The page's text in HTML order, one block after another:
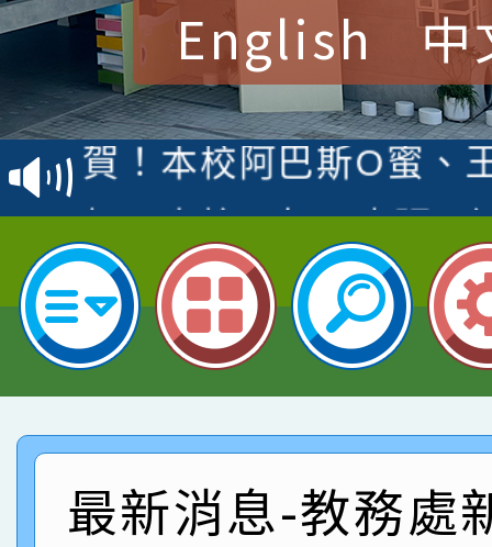
English 中
賀！本校參加桃園市中
賽 洪綺君教師榮獲社
名
賀！本校阿巴斯O蜜、
倩參加桃園市科展 國
名 指導老師王老師、
賀！本校四年二班張O
園市英語競賽國小朗讀
指導老師林老師
賀！本校參加桃園市中
賽 劉文瑛教師榮獲教
臺灣台語-第二名
賀！本校參與2026世
市賽榮獲科學小創客佳
創客第三名。
賀！本校參加桃園市中
賽 洪綺君教師榮獲社
名
賀！本校阿巴斯O蜜、
倩參加桃園市科展 國
賀！本校四年二班張O
最新消息-教務處